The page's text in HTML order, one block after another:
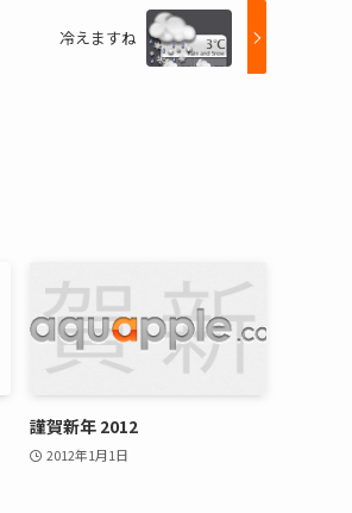
冷えますね
謹賀新年 2012
2012年1月1日